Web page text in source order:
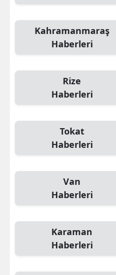
Kahramanmaraş
Haberleri
Rize
Haberleri
Tokat
Haberleri
Van
Haberleri
Karaman
Haberleri